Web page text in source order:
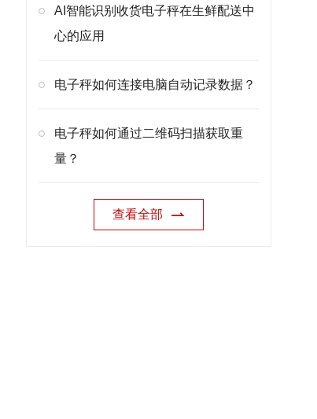
AI智能识别收货电子秤在生鲜配送中
心的应用
电子秤如何连接电脑自动记录数据？
电子秤如何通过二维码扫描获取重
量？
查看全部